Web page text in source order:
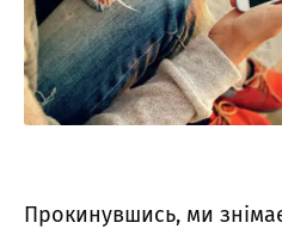
Прокинувшись, ми